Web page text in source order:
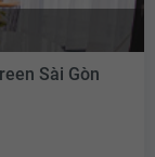
Sài Gòn